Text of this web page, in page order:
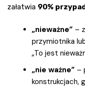
załatwia 90%
„nieważne” –
przymiotnika
„To jest
„nie ważne” –
konstrukcjach,